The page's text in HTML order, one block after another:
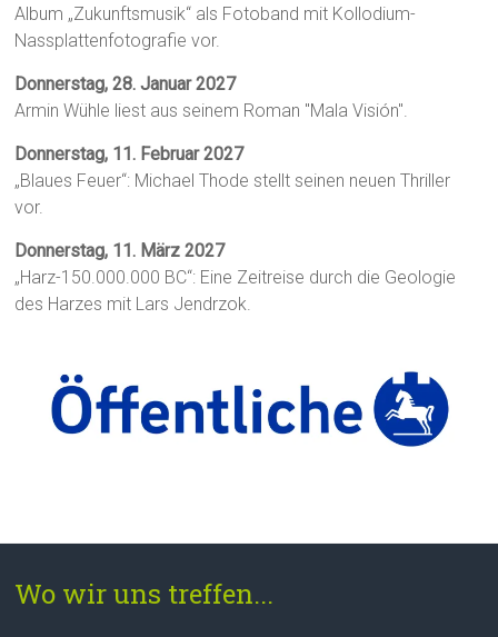
Album „Zukunftsmusik“ als Fotoband mit Kollodium-
Nassplattenfotografie vor.
Donnerstag, 28. Januar 2027
Armin Wühle liest aus seinem Roman "Mala Visión".
Donnerstag, 11. Februar 2027
„Blaues Feuer“: Michael Thode stellt seinen neuen Thriller
vor.
Donnerstag, 11. März 2027
„Harz-150.000.000 BC“: Eine Zeitreise durch die Geologie
des Harzes mit Lars Jendrzok.
Wo wir uns treffen...